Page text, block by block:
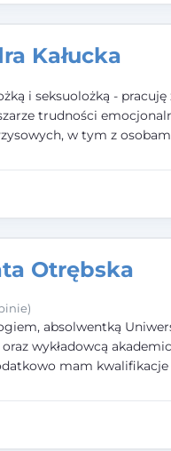
Kałucka
i seksuolożką - pracuję
trudności
w tym z
przemocy. Ukończyłam
podyplomowe z
na SWPS we
Otrębska
absolwentką
wykładowcą
mam
sprawach rodzinnych,